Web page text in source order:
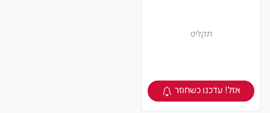
תקליט
צפיה במוצר
אזל! עדכנו כשחוזר